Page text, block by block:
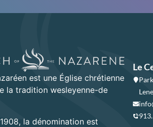
est une Église chrétienne
la tradition wesleyenne-de
la dénomination est
Le